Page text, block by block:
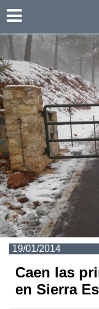
19/01/2014
Caen las
en Sierra